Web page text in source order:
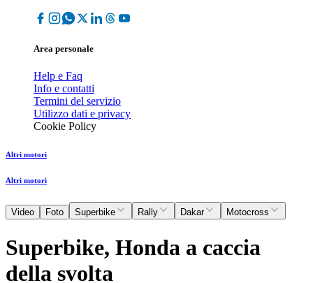
Area personale
Help e Faq
Info e contatti
Termini del servizio
Utilizzo dati e privacy
Cookie Policy
Altri motori
Altri motori
Video Foto Superbike Rally Dakar Motocross
Superbike, Honda a caccia
della svolta